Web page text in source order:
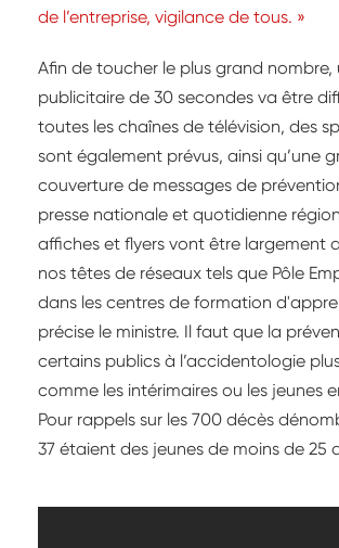
de l’entreprise, vigilance de tous. »
Afin de toucher le plus grand nombre,
publicitaire de 30 secondes va être
toutes les chaînes de télévision, des
sont également prévus, ainsi qu’une
couverture de messages de
presse nationale et quotidienne
affiches et flyers vont être largement
nos têtes de réseaux tels que Pôle
dans les centres de formation
précise le ministre. Il faut que la
certains publics à l’accidentologie
comme les intérimaires ou les jeunes
Pour rappels sur les 700 décès
37 étaient des jeunes de moins de 25